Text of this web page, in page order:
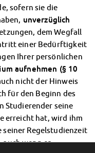
sofern sie die
unverzüglich
dem Wegfall
einer Bedürftigkeit
Ihrer persönlichen
aufnehmen (§ 10
nicht der Hinweis
für den Beginn des
Studierender seine
erreicht hat, wird ihm
Regelstudienzeit
wenn er